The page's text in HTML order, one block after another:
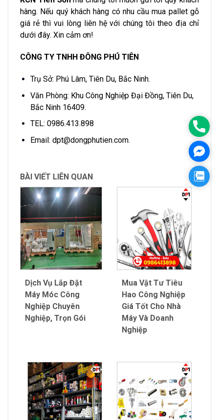
hàng. Nếu quý khách hàng có nhu cầu mua pallet gỗ
giá rẻ thì vui lòng liên hệ với chúng tôi theo địa chỉ
dưới đây. Xin cảm ơn!
CÔNG TY TNHH ĐÔNG PHÚ TIÊN
Trụ Sở: Phú Lâm, Tiên Du, Bắc Ninh.
Văn Phòng: Khu Công Nghiệp Đại Đồng, Tiên Du,
Bắc Ninh 16409.
TEL: 0986.413.898
Email: dpt@dongphutien.com.
BÀI VIẾT LIÊN QUAN
Dịch Vụ Lắp Đặt
Máy Móc Công
Nghiệp Chuyên
Nghiệp, Trọn Gói
Mua Vật Tư Tiêu
Hao Công Nghiệp
Giá Tốt Cho Nhà
Máy Và Doanh
Nghiệp
Zalo